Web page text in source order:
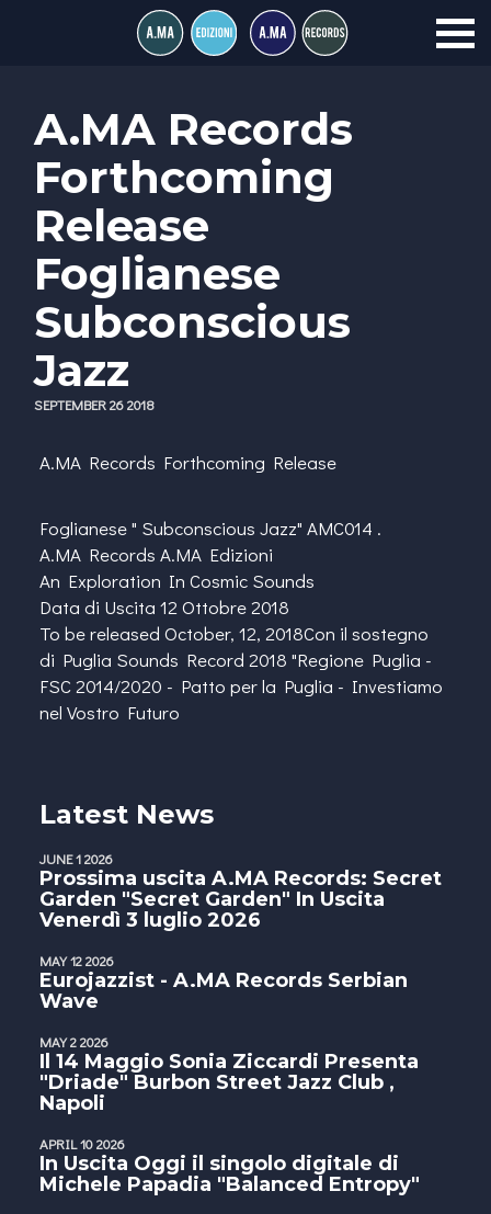
A.MA Records
Forthcoming
Release
Foglianese
Subconscious
Jazz
SEPTEMBER 26 2018
A.MA Records Forthcoming Release
Foglianese " Subconscious Jazz" AMC014 .
A.MA Records A.MA Edizioni
An Exploration In Cosmic Sounds
Data di Uscita 12 Ottobre 2018
To be released October, 12, 2018Con il sostegno
di Puglia Sounds Record 2018 "Regione Puglia -
FSC 2014/2020 - Patto per la Puglia - Investiamo
nel Vostro Futuro
Latest News
JUNE 1 2026
Prossima uscita A.MA Records: Secret
Garden "Secret Garden" In Uscita
Venerdì 3 luglio 2026
MAY 12 2026
Eurojazzist - A.MA Records Serbian
Wave
MAY 2 2026
Il 14 Maggio Sonia Ziccardi Presenta
"Driade" Burbon Street Jazz Club ,
Napoli
APRIL 10 2026
In Uscita Oggi il singolo digitale di
Michele Papadia "Balanced Entropy"